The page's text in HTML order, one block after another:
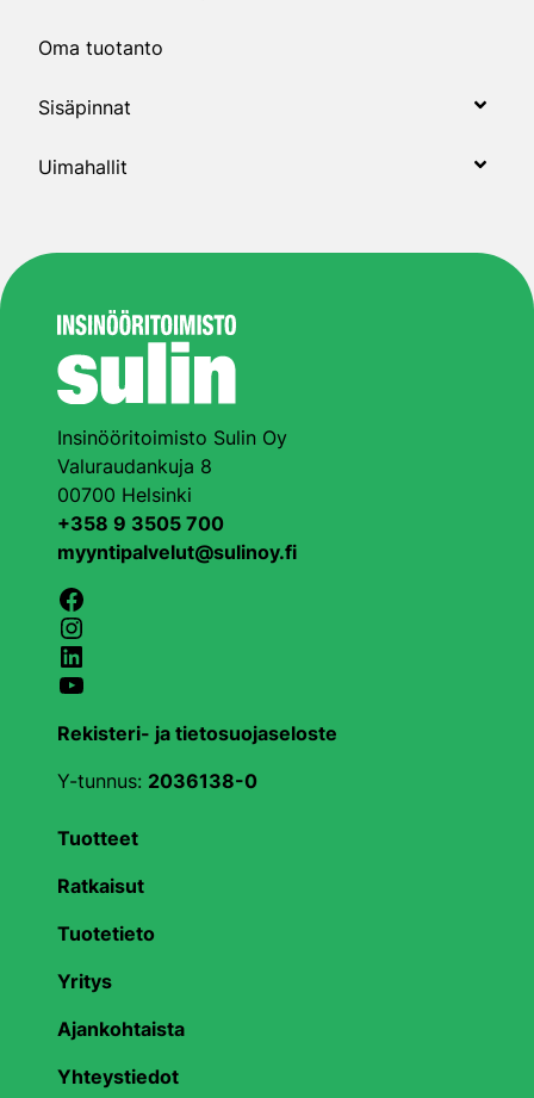
Oma tuotanto
Sisäpinnat
Uimahallit
Insinööritoimisto Sulin Oy
Valuraudankuja 8
00700 Helsinki
+358 9 3505 700
myyntipalvelut@sulinoy.fi
Facebook
Instagram
LinkedIn
YouTube
Rekisteri- ja tietosuojaseloste
Y-tunnus: 2036138-0
Tuotteet
Ratkaisut
Tuotetieto
Yritys
Ajankohtaista
Yhteystiedot